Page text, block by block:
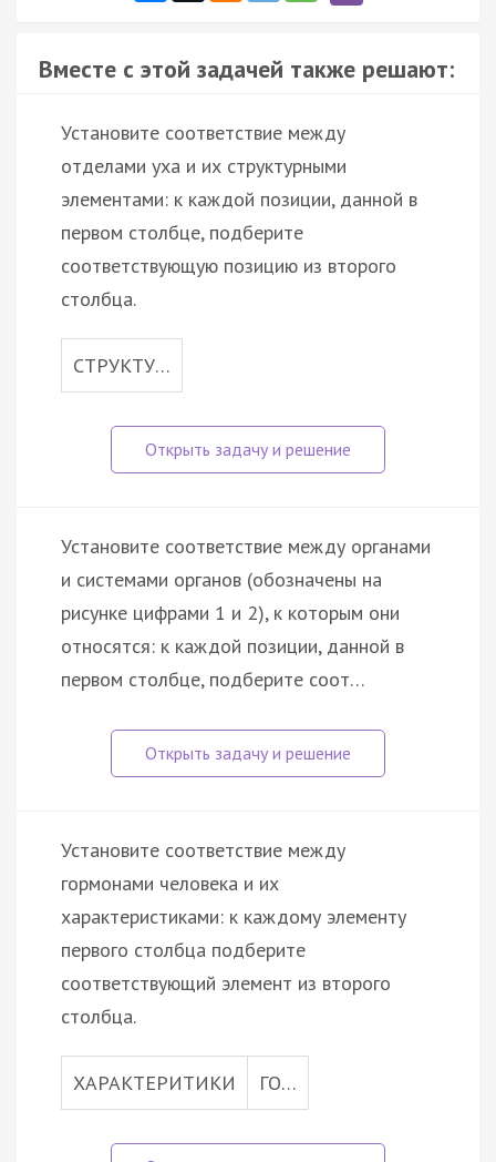
Вместе с этой задачей также решают:
Установите соответствие между
отделами уха и их структурными
элементами: к каждой позиции, данной в
первом столбце, подберите
соответствующую позицию из второго
столбца.
СТРУКТУ…
Установите соответствие между органами
и системами органов (обозначены на
рисунке цифрами 1 и 2), к которым они
относятся: к каждой позиции, данной в
первом столбце, подберите соот…
Установите соответствие между
гормонами человека и их
характеристиками: к каждому элементу
первого столбца подберите
соответствующий элемент из второго
столбца.
ХАРАКТЕРИТИКИ ГО…